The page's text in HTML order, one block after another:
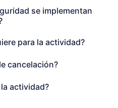
se implementan
para la actividad?
cancelación?
actividad?